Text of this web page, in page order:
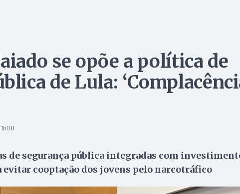
se opõe a política de
de Lula:
de segurança pública integradas com
evitar cooptação dos jovens pelo narcotráfico